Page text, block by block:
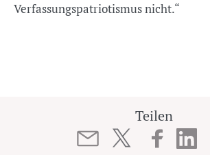
Verfassungspatriotismus nicht.“
Teilen